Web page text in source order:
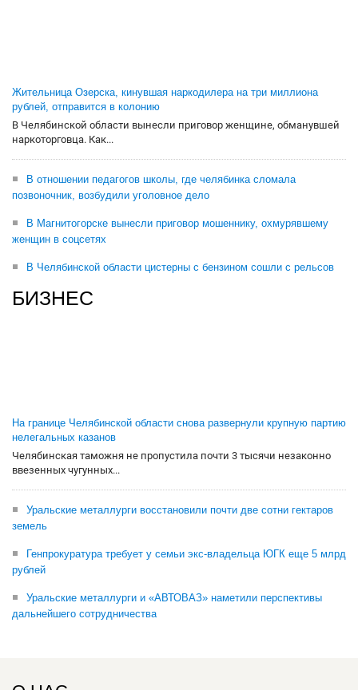
Жительница Озерска, кинувшая наркодилера на три миллиона
рублей, отправится в колонию
В Челябинской области вынесли приговор женщине, обманувшей
наркоторговца. Как...
В отношении педагогов школы, где челябинка сломала
позвоночник, возбудили уголовное дело
В Магнитогорске вынесли приговор мошеннику, охмурявшему
женщин в соцсетях
В Челябинской области цистерны с бензином сошли с рельсов
БИЗНЕС
На границе Челябинской области снова развернули крупную партию
нелегальных казанов
Челябинская таможня не пропустила почти 3 тысячи незаконно
ввезенных чугунных...
Уральские металлурги восстановили почти две сотни гектаров
земель
Генпрокуратура требует у семьи экс-владельца ЮГК еще 5 млрд
рублей
Уральские металлурги и «АВТОВАЗ» наметили перспективы
дальнейшего сотрудничества